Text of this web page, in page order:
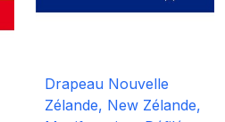
Drapeau Nouvelle
Zélande, New Zélande,